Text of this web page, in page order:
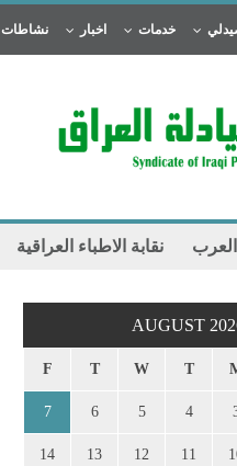
خدمات اخبار نشاطات
العرب نقابة الاطباء العراقية
AUGUST
T
W
T
F
4
5
6
7
11
12
13
14